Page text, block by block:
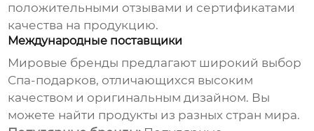
положительными отзывами и сертификатами
качества на продукцию.
Международные поставщики
Мировые бренды предлагают широкий выбор
Спа-подарков, отличающихся высоким
качеством и оригинальным дизайном. Вы
можете найти продукты из разных стран мира.